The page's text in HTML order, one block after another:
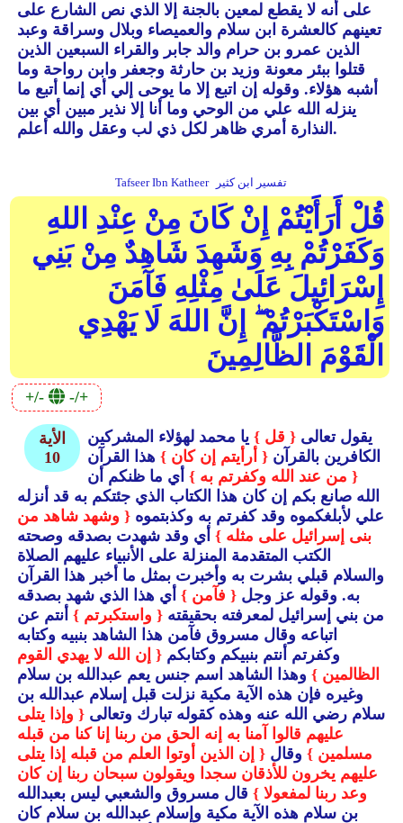
على أنه لا يقطع لمعين بالجنة إلا الذي نص الشارع على
تعينهم كالعشرة ابن سلام والعميصاء وبلال وسراقة وعبد
الذين عمرو بن حرام والد جابر والقراء السبعين الذين
قتلوا ببئر معونة وزيد بن حارثة وجعفر وابن رواحة وما
أشبه هؤلاء.وقوله إن اتبع إلا ما يوحى إلي أي إنما أتبع ما
ينزله الله علي من الوحي وما أنا إلا نذير مبين أي بين
النذارة أمري ظاهر لكل ذي لب وعقل والله أعلم.
Tafseer Ibn Katheer تفسير ابن كثير
قُلْ أَرَأَيْتُمْ إِنْ كَانَ مِنْ عِنْدِ اللهِ
وَكَفَرْتُمْ بِهِ وَشَهِدَ شَاهِدٌ مِنْ بَنِي
إِسْرَائِيلَ عَلَىٰ مِثْلِهِ فَآمَنَ
وَاسْتَكْبَرْتُمْ ۖ إِنَّ اللهَ لَا يَهْدِي
الْقَوْمَ الظَّالِمِينَ
+/- -/+
الأية
10
يقول تعالى { قل }يا محمد لهؤلاء المشركين
الكافرين بالقرآن { أرأيتم إن كان }هذا القرآن
{ من عند الله وكفرتم به }أي ما ظنكم أن
الله صانع بكم إن كان هذا الكتاب الذي جئتكم به قد أنزله
علي لأبلغكموه وقد كفرتم به وكذبتموه { وشهد شاهد من
بنى إسرائيل على مثله }أي وقد شهدت بصدقه وصحته
الكتب المتقدمة المنزلة على الأنبياء عليهم الصلاة
والسلام قبلي بشرت به وأخبرت بمثل ما أخبر هذا القرآن
به.وقوله عز وجل { فآمن }أي هذا الذي شهد بصدقه
من بني إسرائيل لمعرفته بحقيقته { واستكبرتم }أنتم عن
اتباعه وقال مسروق فآمن هذا الشاهد بنبيه وكتابه
وكفرتم أنتم بنبيكم وكتابكم { إن الله لا يهدي القوم
الظالمين }وهذا الشاهد اسم جنس يعم عبدالله بن سلام
وغيره فإن هذه الآية مكية نزلت قبل إسلام عبدالله بن
سلام رضي الله عنه وهذه كقوله تبارك وتعالى { وإذا يتلى
عليهم قالوا آمنا به إنه الحق من ربنا إنا كنا من قبله
مسلمين }وقال { إن الذين أوتوا العلم من قبله إذا يتلى
عليهم يخرون للأذقان سجدا ويقولون سبحان ربنا إن كان
وعد ربنا لمفعولا }قال مسروق والشعبي ليس بعبدالله
بن سلام هذه الآية مكية وإسلام عبدالله بن سلام كان